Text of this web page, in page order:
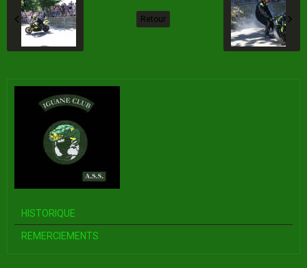
Retour
HISTORIQUE
REMERCIEMENTS